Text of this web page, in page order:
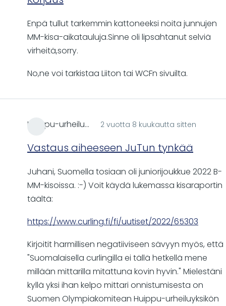
Enpä tullut tarkemmin kattoneeksi noita junnujen
MM-kisa-aikatauluja.Sinne oli lipsahtanut selviä
virheitä,sorry.
No,ne voi tarkistaa Liiton tai WCFn sivuilta.
Huippu-urheilu… 2 vuotta 8 kuukautta sitten
Vastaus aiheeseen JuTun tynkää
Juhani, Suomella tosiaan oli juniorijoukkue 2022 B-
MM-kisoissa. :-) Voit käydä lukemassa kisaraportin
täältä:
https://www.curling.fi/fi/uutiset/2022/65303
Kirjoitit harmillisen negatiiviseen sävyyn myös, että
"Suomalaisella curlingilla ei tällä hetkellä mene
millään mittarilla mitattuna kovin hyvin." Mielestäni
kyllä yksi ihan kelpo mittari onnistumisesta on
Suomen Olympiakomitean Huippu-urheiluyksikön